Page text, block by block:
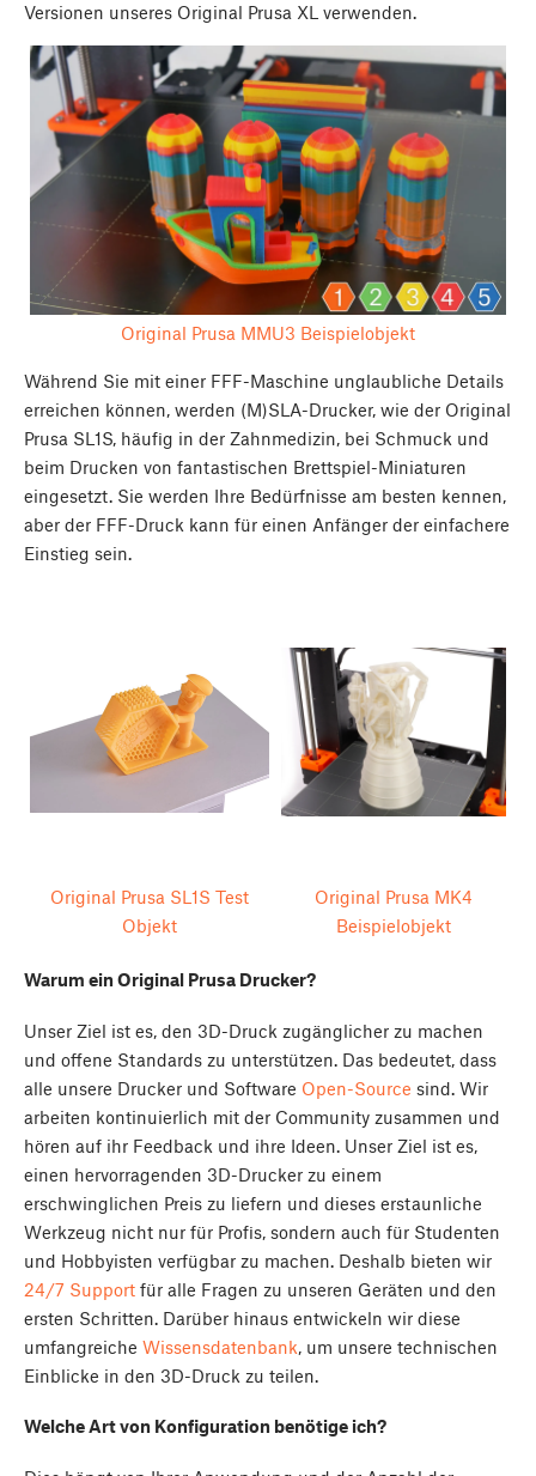
Versionen unseres Original Prusa XL verwenden.
Original Prusa MMU3 Beispielobjekt
Während Sie mit einer FFF-Maschine unglaubliche Details
erreichen können, werden (M)SLA-Drucker, wie der Original
Prusa SL1S, häufig in der Zahnmedizin, bei Schmuck und
beim Drucken von fantastischen Brettspiel-Miniaturen
eingesetzt. Sie werden Ihre Bedürfnisse am besten kennen,
aber der FFF-Druck kann für einen Anfänger der einfachere
Einstieg sein.
Original Prusa SL1S Test
Objekt
Original Prusa MK4
Beispielobjekt
Warum ein Original Prusa Drucker?
Unser Ziel ist es, den 3D-Druck zugänglicher zu machen
und offene Standards zu unterstützen. Das bedeutet, dass
alle unsere Drucker und Software Open-Source sind. Wir
arbeiten kontinuierlich mit der Community zusammen und
hören auf ihr Feedback und ihre Ideen. Unser Ziel ist es,
einen hervorragenden 3D-Drucker zu einem
erschwinglichen Preis zu liefern und dieses erstaunliche
Werkzeug nicht nur für Profis, sondern auch für Studenten
und Hobbyisten verfügbar zu machen. Deshalb bieten wir
24/7 Support für alle Fragen zu unseren Geräten und den
ersten Schritten. Darüber hinaus entwickeln wir diese
umfangreiche Wissensdatenbank, um unsere technischen
Einblicke in den 3D-Druck zu teilen.
Welche Art von Konfiguration benötige ich?